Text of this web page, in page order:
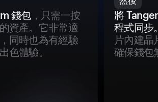
錢包，只需一按
資產。它非常適
同時也為有經驗
色體驗。
將
程式同步
片內建晶
確保錢包